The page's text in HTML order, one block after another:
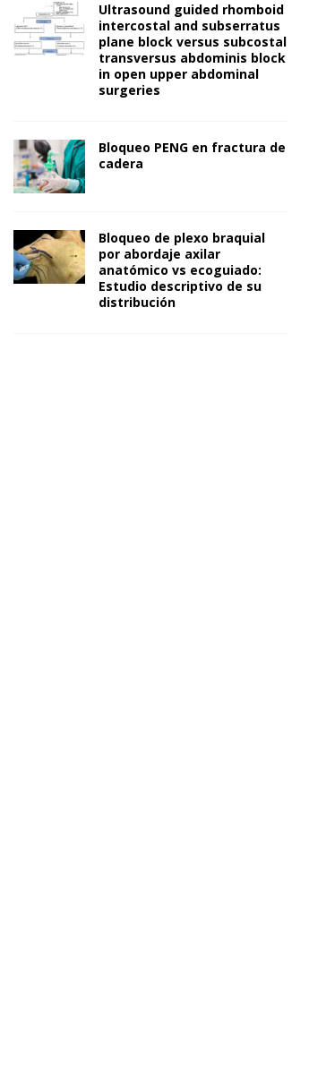
Ultrasound guided rhomboid
intercostal and subserratus
plane block versus subcostal
transversus abdominis block
in open upper abdominal
surgeries
Bloqueo PENG en fractura de
cadera
Bloqueo de plexo braquial
por abordaje axilar
anatómico vs ecoguiado:
Estudio descriptivo de su
distribución